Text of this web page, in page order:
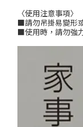
〈使用注意事項〉
■請勿吊掛易變形
■使用時，請勿強